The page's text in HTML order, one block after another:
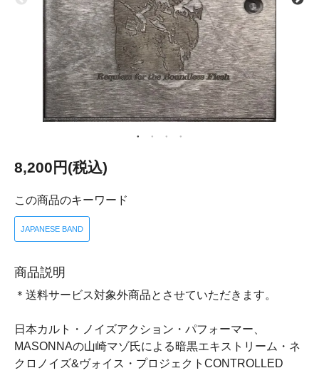
8,200円(税込)
この商品のキーワード
JAPANESE BAND
商品説明
＊送料サービス対象外商品とさせていただきます。
日本カルト・ノイズアクション・パフォーマー、
MASONNAの山崎マゾ氏による暗黒エキストリーム・ネ
クロノイズ&ヴォイス・プロジェクトCONTROLLED